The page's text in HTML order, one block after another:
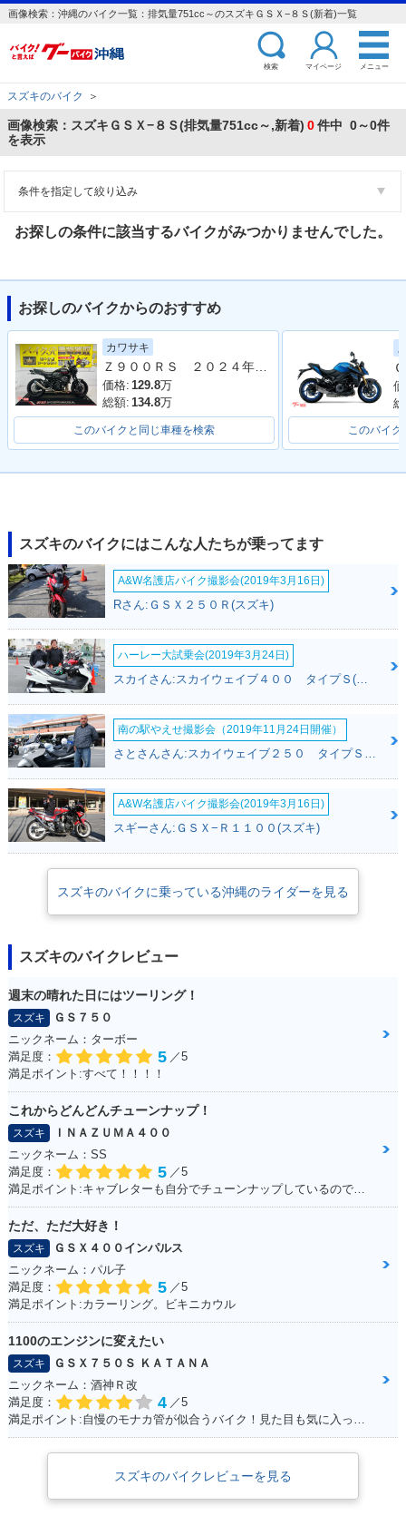
画像検索：沖縄のバイク一覧：排気量751cc～のスズキＧＳＸ−８Ｓ(新着)一覧
検索 マイページ メニュー
スズキのバイク ＞
画像検索：スズキＧＳＸ−８Ｓ(排気量751cc～,新着) 0件中 0～0件
を表示
条件を指定して絞り込み
お探しの条件に該当するバイクがみつかりませんでした。
お探しのバイクからのおすすめ
カワサキ
Ｚ９００ＲＳ ２０２４年モデル 社外フルエキマフラー フェンダーレス ラジエーターカバー タンデムバー シート カスタム多数
価格: 129.8万
総額: 134.8万
このバイクと同じ車種を検索 このバイク
スズキのバイクにはこんな人たちが乗ってます
A&W名護店バイク撮影会(2019年3月16日)
Rさん:ＧＳＸ２５０Ｒ(スズキ)
ハーレー大試乗会(2019年3月24日)
スカイさん:スカイウェイブ４００ タイプＳ(スズキ)
南の駅やえせ撮影会（2019年11月24日開催）
さとさんさん:スカイウェイブ２５０ タイプＳ(スズキ)
A&W名護店バイク撮影会(2019年3月16日)
スギーさん:ＧＳＸ−Ｒ１１００(スズキ)
スズキのバイクに乗っている沖縄のライダーを見る
スズキのバイクレビュー
週末の晴れた日にはツーリング！
スズキ
ＧＳ７５０
ニックネーム：ターボー
満足度：
5 ／5
満足ポイント:すべて！！！！
これからどんどんチューンナップ！
スズキ
ＩＮＡＺＵＭＡ４００
ニックネーム：SS
満足度：
5 ／5
満足ポイント:キャブレターも自分でチューンナップしているので、これからもっともっとチューンナップしていきたい♪
ただ、ただ大好き！
スズキ
ＧＳＸ４００インパルス
ニックネーム：パル子
満足度：
5 ／5
満足ポイント:カラーリング。ビキニカウル
1100のエンジンに変えたい
スズキ
ＧＳＸ７５０Ｓ ＫＡＴＡＮＡ
ニックネーム：酒神Ｒ改
満足度：
4 ／5
スズキのバイクレビューを見る